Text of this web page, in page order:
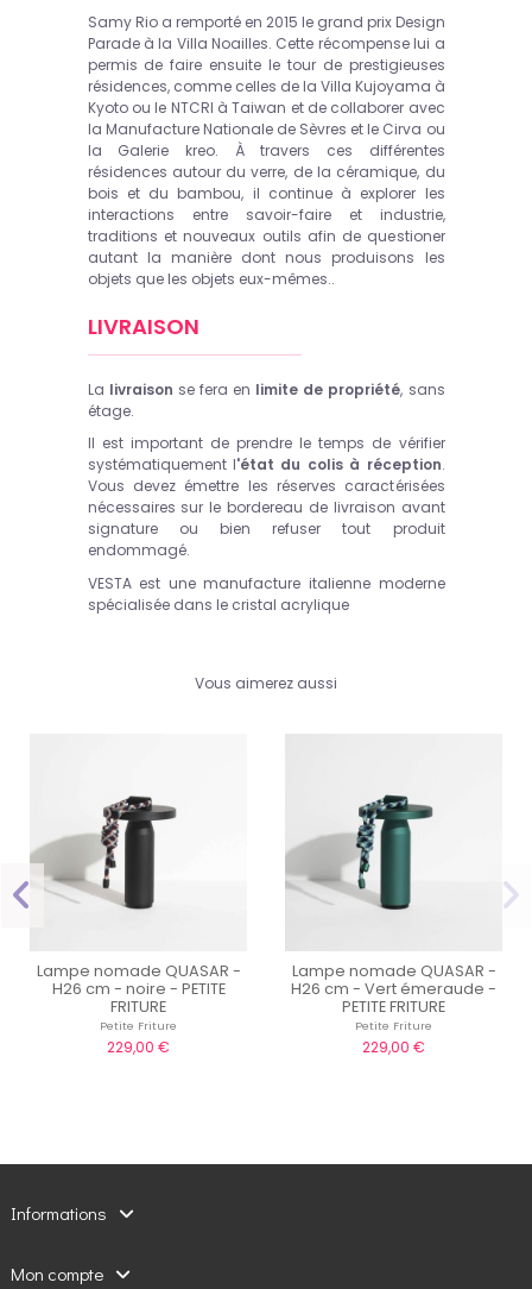
Samy Rio a remporté en 2015 le grand prix Design
Parade à la Villa Noailles. Cette récompense lui a
permis de faire ensuite le tour de prestigieuses
résidences, comme celles de la Villa Kujoyama à
Kyoto ou le NTCRI à Taiwan et de collaborer avec
la Manufacture Nationale de Sèvres et le Cirva ou
la Galerie kreo. À travers ces différentes
résidences autour du verre, de la céramique, du
bois et du bambou, il continue à explorer les
interactions entre savoir-faire et industrie,
traditions et nouveaux outils afin de questioner
autant la manière dont nous produisons les
objets que les objets eux-mêmes..
LIVRAISON
La livraison se fera en limite de propriété, sans
étage.
Il est important de prendre le temps de vérifier
systématiquement l'état du colis à réception.
Vous devez émettre les réserves caractérisées
nécessaires sur le bordereau de livraison avant
signature ou bien refuser tout produit
endommagé.
VESTA est une manufacture italienne moderne
spécialisée dans le cristal acrylique
Vous aimerez aussi
Lampe nomade QUASAR -
H26 cm - noire - PETITE
FRITURE
Petite Friture
229,00 €
Lampe nomade QUASAR -
H26 cm - Vert émeraude -
PETITE FRITURE
Petite Friture
229,00 €
Informations
Mon compte